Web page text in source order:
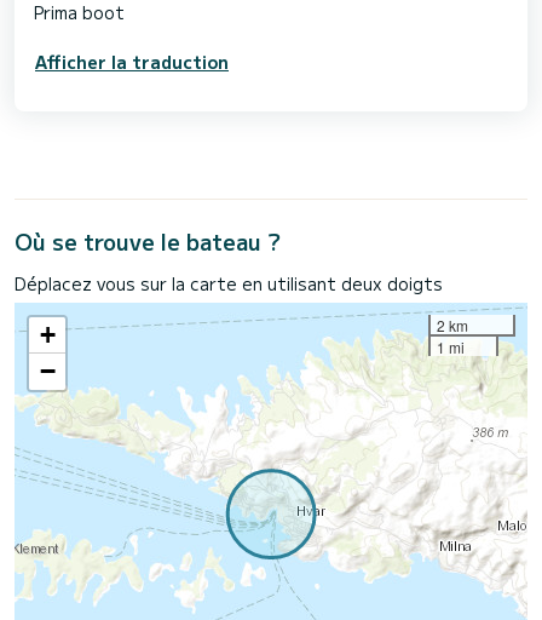
Prima boot
Afficher la traduction
Où se trouve le bateau ?
Déplacez vous sur la carte en utilisant deux doigts
+
−
2 km
1 mi